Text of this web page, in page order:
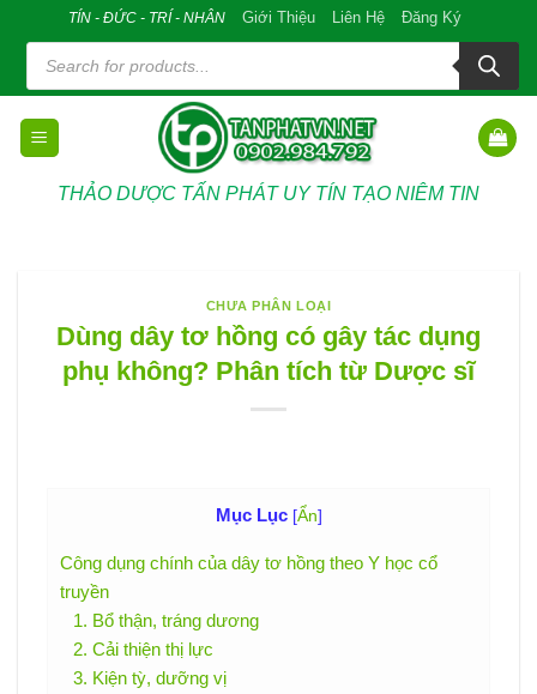
content
TÍN - ĐỨC - TRÍ - NHÂN Giới Thiệu Liên Hệ Đăng Ký
Tìm
kiếm
sản
phẩm
THẢO DƯỢC TẤN PHÁT UY TÍN TẠO NIÊM TIN
CHƯA PHÂN LOẠI
Dùng dây tơ hồng có gây tác dụng
phụ không? Phân tích từ Dược sĩ
Mục Lục [Ẩn]
Công dụng chính của dây tơ hồng theo Y học cổ
truyền
1. Bổ thận, tráng dương
2. Cải thiện thị lực
3. Kiện tỳ, dưỡng vị